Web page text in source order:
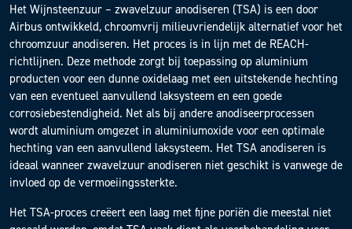
Het Wijnsteenzuur – zwavelzuur anodiseren (TSA) is een door
Airbus ontwikkeld, chroomvrij milieuvriendelijk alternatief voor het
chroomzuur anodiseren. Het proces is in lijn met de REACH-
richtlijnen. Deze methode zorgt bij toepassing op aluminium
producten voor een dunne oxidelaag met een uitstekende hechting
van een eventueel aanvullend laksysteem en een goede
corrosiebestendigheid. Net als bij andere anodiseerprocessen
wordt aluminium omgezet in aluminiumoxide voor een optimale
hechting van een aanvullend laksysteem. Het TSA anodiseren is
ideaal wanneer zwavelzuur anodiseren niet geschikt is vanwege de
invloed op de vermoeiingssterkte.
Het TSA-proces creëert een laag met fijne poriën die meestal niet